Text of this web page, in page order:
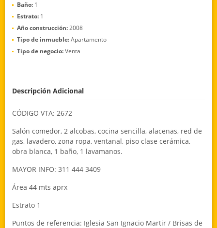
Baño: 1
Estrato: 1
Año construcción:2008
Tipo de inmueble:Apartamento
Tipo de negocio:Venta
Descripción Adicional
CÓDIGO VTA: 2672
Salón comedor, 2 alcobas, cocina sencilla, alacenas, red de
gas, lavadero, zona ropa, ventanal, piso clase cerámica,
obra blanca, 1 baño, 1 lavamanos.
MAYOR INFO: 311 444 3409
Área 44 mts aprx
Estrato 1
Puntos de referencia: Iglesia San Ignacio Martir / Brisas de